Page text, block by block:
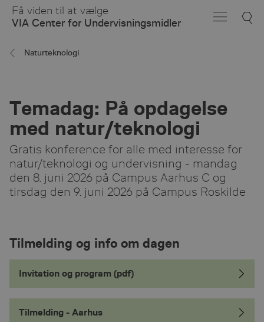
Skip
Main
Få viden til at vælge
VIA Center for Undervisningsmidler
Naturteknologi
Temadag: På opdagelse
med natur/teknologi
Gratis konference for alle med interesse for
natur/teknologi og undervisning - mandag
den 8. juni 2026 på Campus Aarhus C og
tirsdag den 9. juni 2026 på Campus Roskilde
Tilmelding og info om dagen
Invitation og program (pdf)
Tilmelding - Aarhus